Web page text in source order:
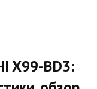
X99-BD3: